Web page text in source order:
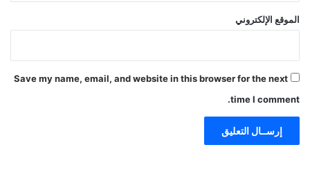
الموقع الإلكتروني
Save my name, email, and website in this browser for the next
time I comment.